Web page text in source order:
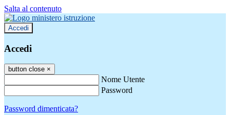
Salta al contenuto
Accedi
Accedi
button close ×
Nome Utente
Password
Password dimenticata?